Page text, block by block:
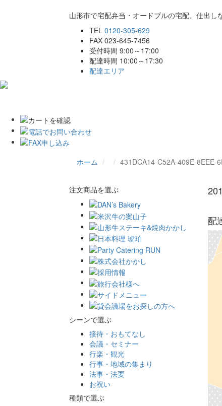
山形市で宅配弁当・オードブルの宅配、仕出し
TEL 0120-305-629
FAX 023-645-7456
受付時間 9:00～17:00
配達時間 10:00～17:30
配達エリア
ホーム 431DCA14-C52A-409E-8EEE-
配
注文商品を選ぶ
シーンで選ぶ
接待・おもてなし
会議・セミナー
行楽・観光
行事・地域の集まり
法事・法要
お祝い
種類で選ぶ